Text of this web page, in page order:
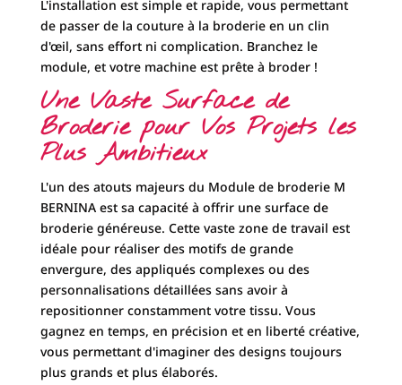
L'installation est simple et rapide, vous permettant
de passer de la couture à la broderie en un clin
d'œil, sans effort ni complication. Branchez le
module, et votre machine est prête à broder !
Une Vaste Surface de
Broderie pour Vos Projets les
Plus Ambitieux
L'un des atouts majeurs du Module de broderie M
BERNINA est sa capacité à offrir une surface de
broderie généreuse. Cette vaste zone de travail est
idéale pour réaliser des motifs de grande
envergure, des appliqués complexes ou des
personnalisations détaillées sans avoir à
repositionner constamment votre tissu. Vous
gagnez en temps, en précision et en liberté créative,
vous permettant d'imaginer des designs toujours
plus grands et plus élaborés.